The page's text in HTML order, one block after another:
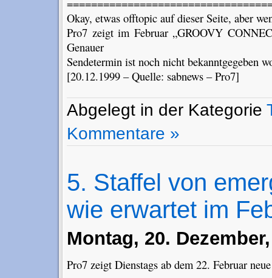
Okay, etwas offtopic auf dieser Seite, aber
Pro7 zeigt im Februar „GROOVY
Genauer
Sendetermin ist noch nicht bekanntgegeben
[20.12.1999 – Quelle: sabnews – Pro7]
Abgelegt in der Kategorie
Kommentare »
5. Staffel von
wie erwartet im
Montag, 20.
Pro7 zeigt Dienstags ab dem 22. Februar